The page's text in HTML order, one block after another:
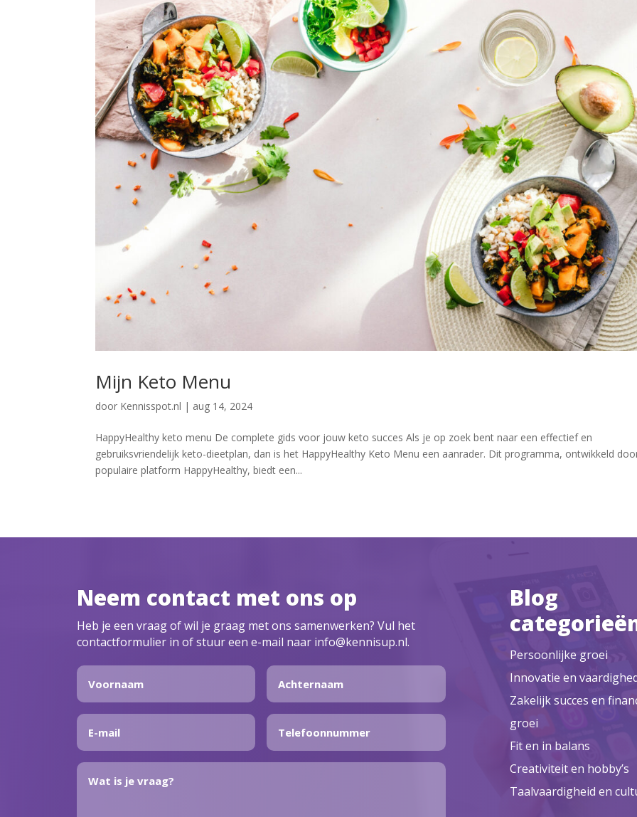
Mijn Keto Menu
door Kennisspot.nl | aug 14, 2024
HappyHealthy keto menu De complete gids voor jouw keto succes Als je op zoek bent naar een effectief en
gebruiksvriendelijk keto-dieetplan, dan is het HappyHealthy Keto Menu een aanrader. Dit programma, ontwikkeld
populaire platform HappyHealthy, biedt een...
Neem contact met ons op
Heb je een vraag of wil je graag met ons samenwerken? Vul het
contactformulier in of stuur een e-mail naar info@kennisup.nl.
Blog
Persoonlijke groei
Innovatie en
Zakelijk succes en
groei
Fit en in balans
Creativiteit en hobby’s
Taalvaardigheid en